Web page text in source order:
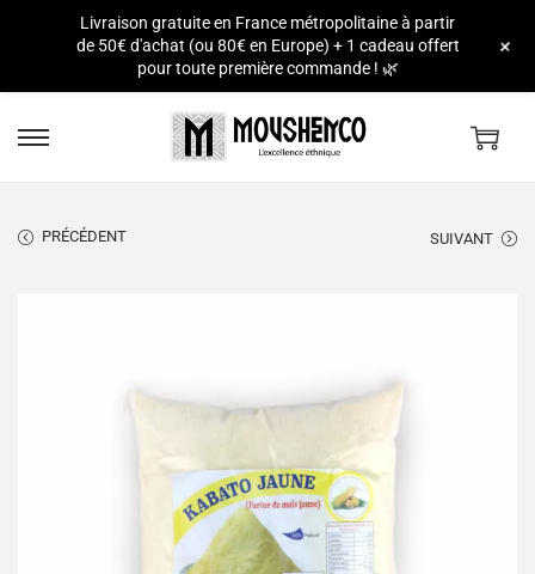
PRÉCÉDENT SUIVANT
Livraison gratuite en France métropolitaine à partir
de 50€ d'achat (ou 80€ en Europe) + 1 cadeau offert
pour toute première commande ! 🌿
+